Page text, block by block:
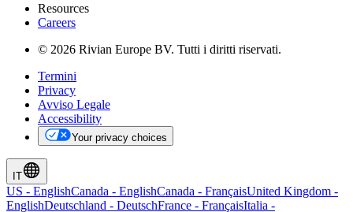
Resources
Careers
© 2026 Rivian Europe BV. Tutti i diritti riservati.
Termini
Privacy
Avviso Legale
Accessibility
Your privacy choices
IT
US - EnglishCanada - EnglishCanada - FrançaisUnited Kingdom -
EnglishDeutschland - DeutschFrance - FrançaisItalia -